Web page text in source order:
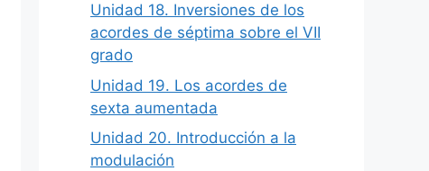
Unidad 18. Inversiones de los
acordes de séptima sobre el VII
grado
Unidad 19. Los acordes de
sexta aumentada
Unidad 20. Introducción a la
modulación